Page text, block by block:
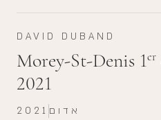
DAVID DUBAND
Morey-St-Denis 1er
2021
2021 אדום